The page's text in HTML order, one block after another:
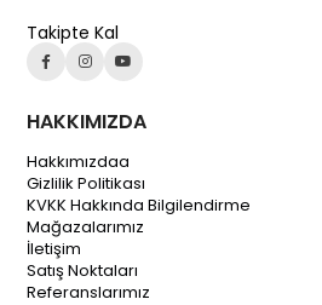
Takipte Kal
HAKKIMIZDA
Hakkımızdaa
Gizlilik Politikası
KVKK Hakkında Bilgilendirme
Mağazalarımız
İletişim
Satış Noktaları
Referanslarımız